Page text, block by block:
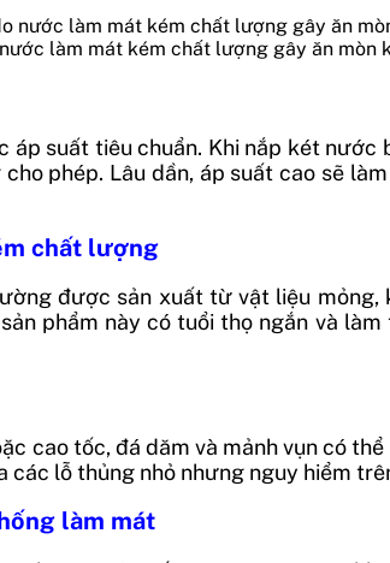
làm mát kém chất lượng gây ăn mòn
suất tiêu chuẩn. Khi nắp két
phép. Lâu dần, áp suất cao sẽ
chất lượng
được sản xuất từ vật liệu
phẩm này có tuổi thọ ngắn và
cao tốc, đá dăm và mảnh vụn có
lỗ thủng nhỏ nhưng nguy hiểm
làm mát